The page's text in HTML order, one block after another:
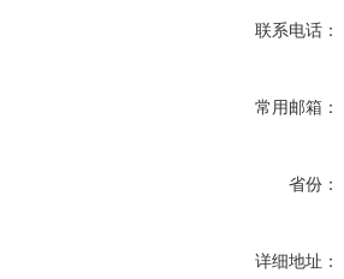
联系电话：
常用邮箱：
省份：
详细地址：